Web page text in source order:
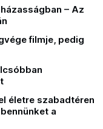
– Az
filmje, pedig
életre szabadtéren
a